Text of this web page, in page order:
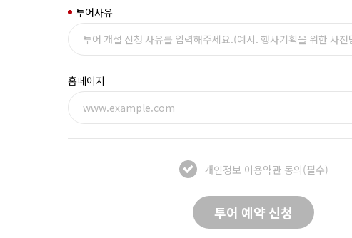
투어사유
홈페이지
개인정보 이용약관 동의(필수)
투어 예약 신청